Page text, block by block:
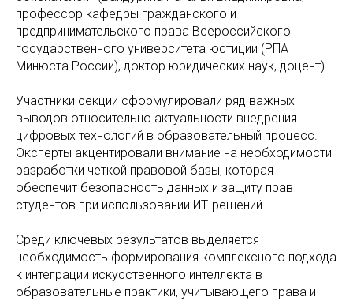
профессор кафедры гражданского и
предпринимательского права Всероссийского
государственного университета юстиции (PПA
Минюста Pоссии), доктор юридических наук, доцент)
Участники секции сформулировали ряд важных
выводов относительно актуальности внедрения
цифровых технологий в образовательный процесс.
Эксперты акцентировали внимание на необходимости
разработки четкой правовой базы, которая
обеспечит безопасность данных и защиту прав
студентов при использовании ИТ-решений.
Среди ключевых результатов выделяется
необходимость формирования комплексного подхода
к интеграции искусственного интеллекта в
образовательные практики, учитывающего права и